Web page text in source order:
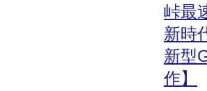
峠最
新時
新型
作】